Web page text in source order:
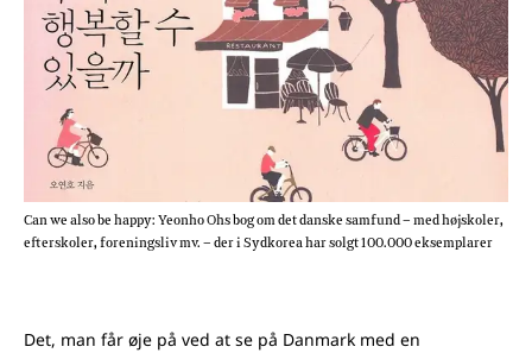
Can we also be happy: Yeonho Ohs bog om det danske samfund – med højskoler,
efterskoler, foreningsliv mv. – der i Sydkorea har solgt 100.000 eksemplarer
Det, man får øje på ved at se på Danmark med en